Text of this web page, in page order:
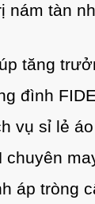
nám tàn
tăng
đình
vụ sỉ lẻ
chuyên
áp tròng